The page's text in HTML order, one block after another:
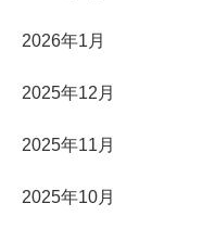
2026年1月
2025年12月
2025年11月
2025年10月